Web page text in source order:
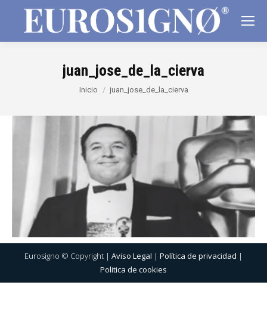
juan_jose_de_la_cierva
Estás aquí:
Inicio juan_jose_de_la_cierva
Eurosigno © Copyright | Aviso Legal | Política de privacidad |
Politica de cookies